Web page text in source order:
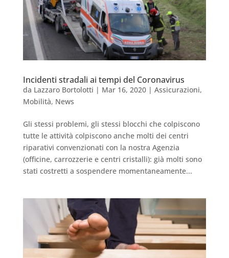
Incidenti stradali ai tempi del Coronavirus
da Lazzaro Bortolotti | Mar 16, 2020| Assicurazioni,
Mobilità, News
Gli stessi problemi, gli stessi blocchi che colpiscono
tutte le attività colpiscono anche molti dei centri
riparativi convenzionati con la nostra Agenzia
(officine, carrozzerie e centri cristalli): già molti sono
stati costretti a sospendere momentaneamente...